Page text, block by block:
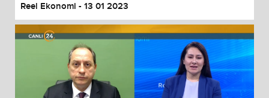
Reel Ekonomi - 13 01 2023